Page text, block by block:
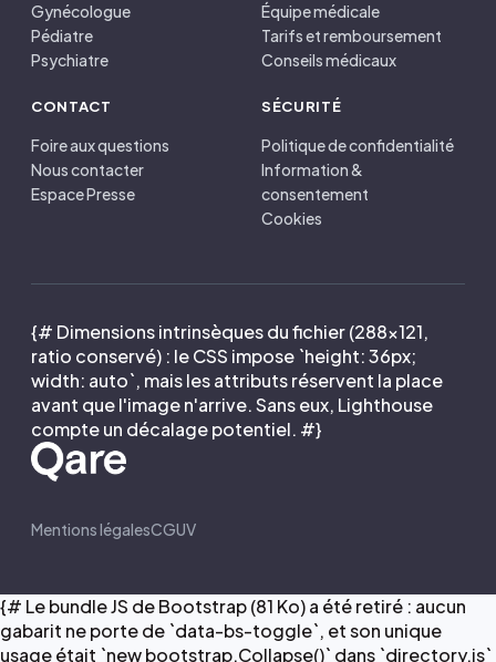
Gynécologue
Pédiatre
Psychiatre
Équipe médicale
Tarifs et remboursement
Conseils médicaux
CONTACT
Foire aux questions
Nous contacter
Espace Presse
SÉCURITÉ
Politique de confidentialité
Information &
consentement
Cookies
{# Dimensions intrinsèques du fichier (288×121,
ratio conservé) : le CSS impose `height: 36px;
width: auto`, mais les attributs réservent la place
avant que l'image n'arrive. Sans eux, Lighthouse
compte un décalage potentiel. #}
Mentions légalesCGUV
{# Le bundle JS de Bootstrap (81 Ko) a été retiré : aucun
gabarit ne porte de `data-bs-toggle`, et son unique
usage était `new bootstrap.Collapse()` dans `directory.js`